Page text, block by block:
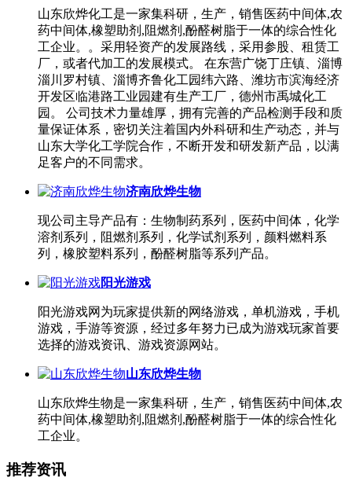
山东欣烨化工是一家集科研，生产，销售医药中间体,农
药中间体,橡塑助剂,阻燃剂,酚醛树脂于一体的综合性化
工企业。。采用轻资产的发展路线，采用参股、租赁工
厂，或者代加工的发展模式。 在东营广饶丁庄镇、淄博
淄川罗村镇、淄博齐鲁化工园纬六路、潍坊市滨海经济
开发区临港路工业园建有生产工厂，德州市禹城化工
园。 公司技术力量雄厚，拥有完善的产品检测手段和质
量保证体系，密切关注着国内外科研和生产动态，并与
山东大学化工学院合作，不断开发和研发新产品，以满
足客户的不同需求。
济南欣烨生物
现公司主导产品有：生物制药系列，医药中间体，化学
溶剂系列，阻燃剂系列，化学试剂系列，颜料燃料系
列，橡胶塑料系列，酚醛树脂等系列产品。
阳光游戏
阳光游戏网为玩家提供新的网络游戏，单机游戏，手机
游戏，手游等资源，经过多年努力已成为游戏玩家首要
选择的游戏资讯、游戏资源网站。
山东欣烨生物
山东欣烨生物是一家集科研，生产，销售医药中间体,农
药中间体,橡塑助剂,阻燃剂,酚醛树脂于一体的综合性化
工企业。
推荐资讯